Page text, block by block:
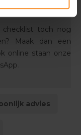
toch nog
Maak dan een
online staan onze
advies